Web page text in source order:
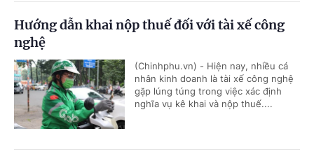
Hướng dẫn khai nộp thuế đối với tài xế công
nghệ
(Chinhphu.vn) - Hiện nay, nhiều cá
nhân kinh doanh là tài xế công nghệ
gặp lúng túng trong việc xác định
nghĩa vụ kê khai và nộp thuế....